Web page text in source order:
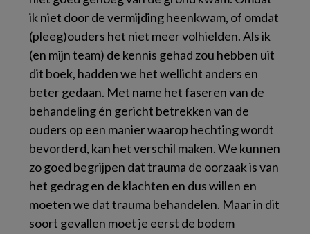
ik niet door de vermijding heenkwam, of omdat
(pleeg)ouders het niet meer volhielden. Als ik
(en mijn team) de kennis gehad zou hebben uit
dit boek, hadden we het wellicht anders en
beter gedaan. Met name het faseren van de
behandeling én gericht betrekken van de
ouders op een manier waarop hechting wordt
bevorderd, kan het verschil maken. We kunnen
zo goed begrijpen dat trauma de oorzaak is van
het gedrag en de klachten en dus willen en
moeten we dat trauma behandelen. Maar in dit
soort gevallen moet je eerst de bodem